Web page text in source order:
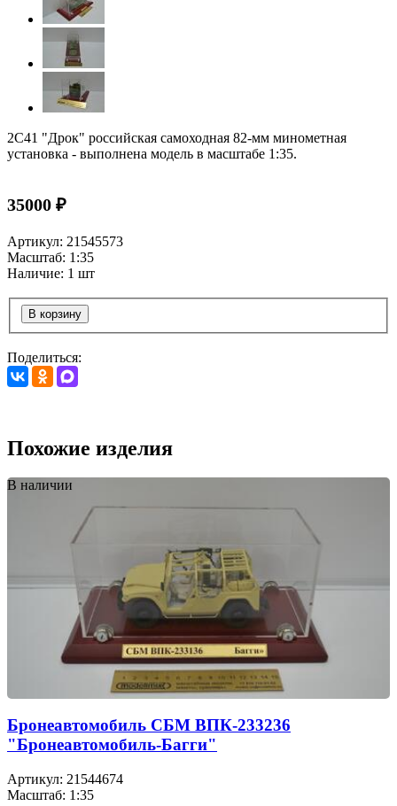
2С41 "Дрок" российская самоходная 82-мм минометная
установка - выполнена модель в масштабе 1:35.
35000 ₽
Артикул: 21545573
Масштаб: 1:35
Наличие: 1 шт
В корзину
Поделиться:
Похожие изделия
В наличии
Бронеавтомобиль СБМ ВПК-233236
"Бронеавтомобиль-Багги"
Артикул: 21544674
Масштаб: 1:35